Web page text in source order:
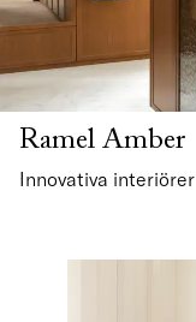
Ramel Amber
Innovativa interiörer